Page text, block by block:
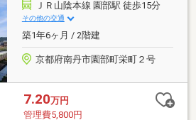
ＪＲ山陰本線 園部駅 徒歩15分
その他の交通
築1年6ヶ月 / 2階建
京都府南丹市園部町栄町２号
7.20万円
管理費5,800円